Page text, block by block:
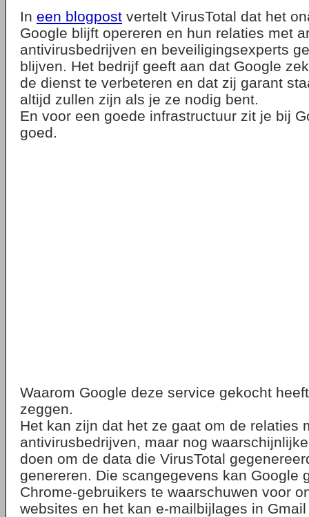
In een blogpost vertelt VirusTotal dat het
Google blijft opereren en hun relaties met
antivirusbedrijven en beveiligingsexperts
blijven. Het bedrijf geeft aan dat Google
de dienst te verbeteren en dat zij garant
altijd zullen zijn als je ze nodig bent.
En voor een goede infrastructuur zit je bij
goed.
Waarom Google deze service gekocht
zeggen.
Het kan zijn dat het ze gaat om de relaties
antivirusbedrijven, maar nog
doen om de data die VirusTotal
genereren. Die scangegevens kan Google
Chrome-gebruikers te waarschuwen voor
websites en het kan e-mailbijlages in